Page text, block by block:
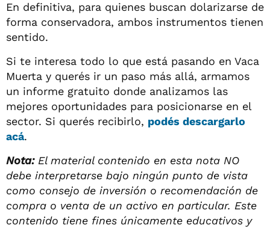
En definitiva, para quienes buscan dolarizarse de
forma conservadora, ambos instrumentos tienen
sentido.
Si te interesa todo lo que está pasando en Vaca
Muerta y querés ir un paso más allá, armamos
un informe gratuito donde analizamos las
mejores oportunidades para posicionarse en el
sector. Si querés recibirlo, podés descargarlo
acá.
Nota: El material contenido en esta nota NO
debe interpretarse bajo ningún punto de vista
como consejo de inversión o recomendación de
compra o venta de un activo en particular. Este
contenido tiene fines únicamente educativos y